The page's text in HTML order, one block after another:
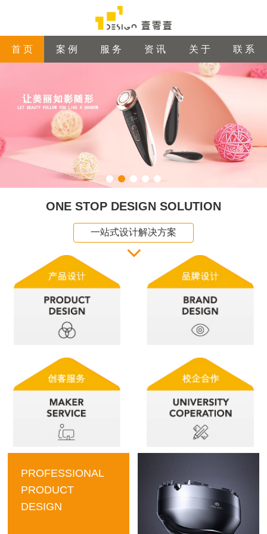
首 页 案 例 服 务 资 讯 关 于 联 系
ONE STOP DESIGN SOLUTION
一站式设计解决方案
PROFESSIONAL
PRODUCT
DESIGN